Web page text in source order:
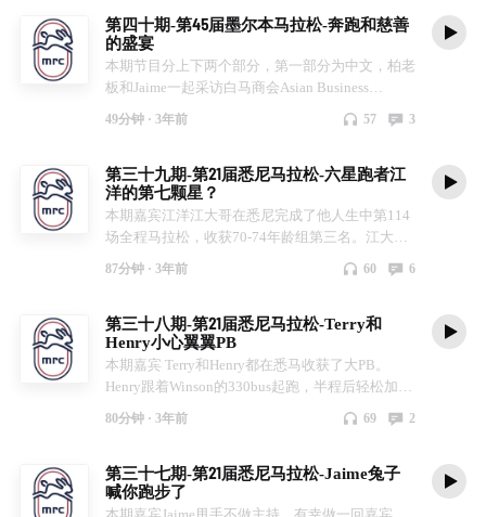
拍照，记得拉伸，有助于恢复，更要做好保暖工
作。比赛后建议休息一到两周，尽量少跑步，不要
做高强度运动，好好休整，补充营养，多花点时间
陪陪家人。预祝各位跑友都能在周日开心和安全的
完成比赛，带上奖牌和笑容，赛后庆功宴见！ 期
待接下来几期节目里听大家的墨马故事。 赛事手
guide-pdf/
第四十期-第45届墨尔本马拉松-奔跑和慈善
的盛宴
本期节目分上下两个部分，第一部分为中文，柏老
板和Jaime一起采访白马商会Asian Business
Sean。第二部分(26分钟27秒开始)英文主导，由我
Health Foundation东部健康基金会的Director
Veronica Lyons。 今年的墨尔本马拉松对我们来说
非常特殊：我们称之为奔跑和慈善的盛宴。MRC
在白马商会的号召下，组队ABAW team。150多位
跑者，肩负公益使命向前奔跑，为Eastern Health
Foundation筹款。 最后，感谢Stonemart安得利石
Rptecture architects、China Bar不夜天和Prime
Aged Care的坚定支持。 捐款链接：
https://melbmara2023.grassrootz.com/eastern-
health-foundation/mad-rabbit-crew?tab=donations
49分钟 · 3年前 57 3
第三十九期-第21届悉尼马拉松-六星跑者江
洋的第七颗星？
本期嘉宾江洋江大哥在悉尼完成了他人生中第114
场全程马拉松，收获70-74年龄组第三名。江大哥
时对标国际马拉松六大满贯赛事，悉马也有许多需
递跑步的乐趣和能量，传递马拉松的爱与和平。
江大哥赛记《酷热悉马，沐浴骄阳》链接：
https://www.jianshu.com/p/7ad84e8b3c8c?
utm_campaign=hugo&utm_medium=reader_share&
utm_content=note&utm_source=weixin-friends 最
后，感谢韶音Shokz成为我们MRC跑团的合作品
圈。
87分钟 · 3年前 60 6
第三十八期-第21届悉尼马拉松-Terry和
Henry小心翼翼PB
本期嘉宾 Terry和Henry都在悉马收获了大PB。
Henry跟着Winson的330bus起跑，半程后轻松加速
出发，原来是在努力补碳，结果错过了330bus。
全力，最终3:33:46冲线，最后还上了轮椅？来听
听到底发生了什么。
80分钟 · 3年前 69 2
第三十七期-第21届悉尼马拉松-Jaime兔子
喊你跑步了
本期嘉宾Jaime甩手不做主持，有幸做一回嘉宾，